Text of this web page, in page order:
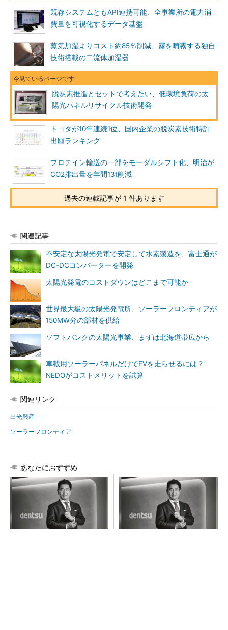
既存システムともAPI連携可能、全事業所の電力消
費量を可視化するデータ基盤
蒸気加湿よりコスト約85％削減、霧を噴霧する独自
技術搭載の二流体加湿器
脱炭素推進とセットで考えたい、低環境負荷の太
陽光パネルリサイクル技術開発
トヨタが10年連続1位、国内企業の脱炭素技術特許
出願ランキング
プロテイン輸送の一部をモーダルシフト化、明治が
CO2排出量を年間13t削減
過去の連載記事が 1 件あります
関連記事
不安定な太陽光発電で安定して水素製造を、富士通が
DC-DCコンバーターを開発
太陽光発電のコストダウンはどこまで可能か
世界最大級の太陽光発電所、ソーラーフロンティアが
150MW分の部材を供給
ソフトバンクの太陽光事業、まずは北海道帯広から
車載用ソーラーパネルだけでEVを走らせるには？
NEDOがコストメリットを試算
関連リンク
出光興産
ソーラーフロンティア
あなたにおすすめ